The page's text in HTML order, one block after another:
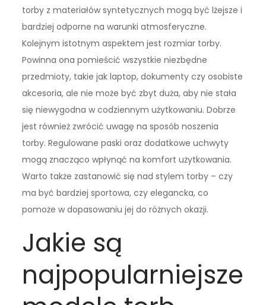
torby z materiałów syntetycznych mogą być lżejsze i
bardziej odporne na warunki atmosferyczne.
Kolejnym istotnym aspektem jest rozmiar torby.
Powinna ona pomieścić wszystkie niezbędne
przedmioty, takie jak laptop, dokumenty czy osobiste
akcesoria, ale nie może być zbyt duża, aby nie stała
się niewygodna w codziennym użytkowaniu. Dobrze
jest również zwrócić uwagę na sposób noszenia
torby. Regulowane paski oraz dodatkowe uchwyty
mogą znacząco wpłynąć na komfort użytkowania.
Warto także zastanowić się nad stylem torby – czy
ma być bardziej sportowa, czy elegancka, co
pomoże w dopasowaniu jej do różnych okazji.
Jakie są
najpopularniejsze